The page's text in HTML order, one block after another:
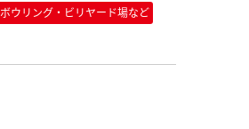
ボウリング・ビリヤード場など